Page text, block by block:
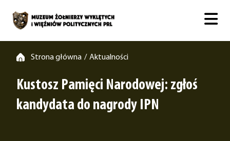
Strona główna / Aktualności
Kustosz Pamięci Narodowej: zgłoś
kandydata do nagrody IPN